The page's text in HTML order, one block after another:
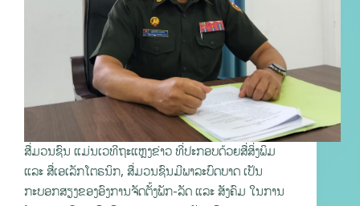
ສື່ມວນຊົນ ແມ່ນເວທີຖະແຫຼງຂ່າວ ທີ່ປະກອບດ້ວຍສື່ສິ່ງພິມ
ແລະ ສື່ເອເລັກໂຕຣນິກ, ສື່ມວນຊົນມີພາລະບົດບາດ ເປັນ
ກະບອກສຽງຂອງອົງການຈັດຕັ້ງພັກ-ລັດ ແລະ ສັງຄົມ ໃນການ